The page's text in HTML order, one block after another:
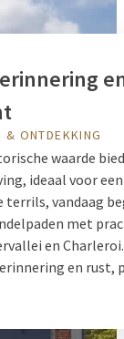
& ONTDEKKING
waarde
ideaal voor
terrils, vandaag
met
en Charleroi.
en